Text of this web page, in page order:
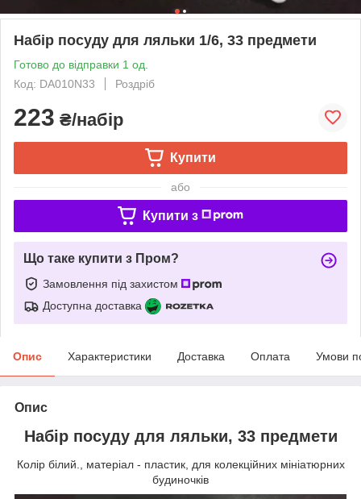
Набір посуду для ляльки 1/6, 33 предмети
Готово до відправки 1 од.
Код: DA010N33
Роздріб
223 ₴/набір
Купити
або
Купити з
Що таке купити з Пром?
Замовлення під захистом
Доступна доставка
Опис Характеристики Доставка Оплата Умови
Опис
Набір посуду для ляльки, 33 предмети
Колір білий., матеріал - пластик, для колекційних мініатюрних
будиночків